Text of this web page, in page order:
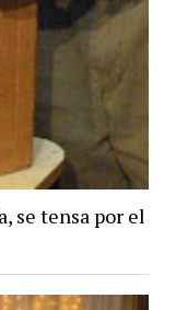
se tensa por el